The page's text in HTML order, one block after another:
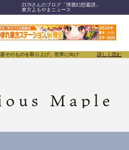
ZUNさんのブログ「博麗幻想書譜」
東方よもやまニュース
ものを取り上げ、世界に向けて誇らしく発信する
詳しく読む
Maple